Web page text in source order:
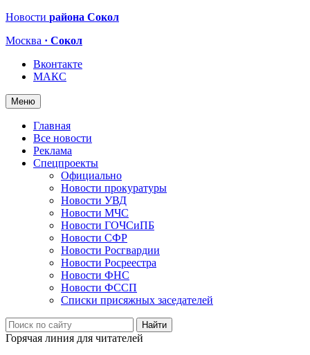
Новости района Сокол
Москва · Сокол
Вконтакте
МАКС
Меню
Главная
Все новости
Реклама
Спецпроекты
Официально
Новости прокуратуры
Новости УВД
Новости МЧС
Новости ГОЧСиПБ
Новости СФР
Новости Росгвардии
Новости Росреестра
Новости ФНС
Новости ФССП
Списки присяжных заседателей
Горячая линия для читателей